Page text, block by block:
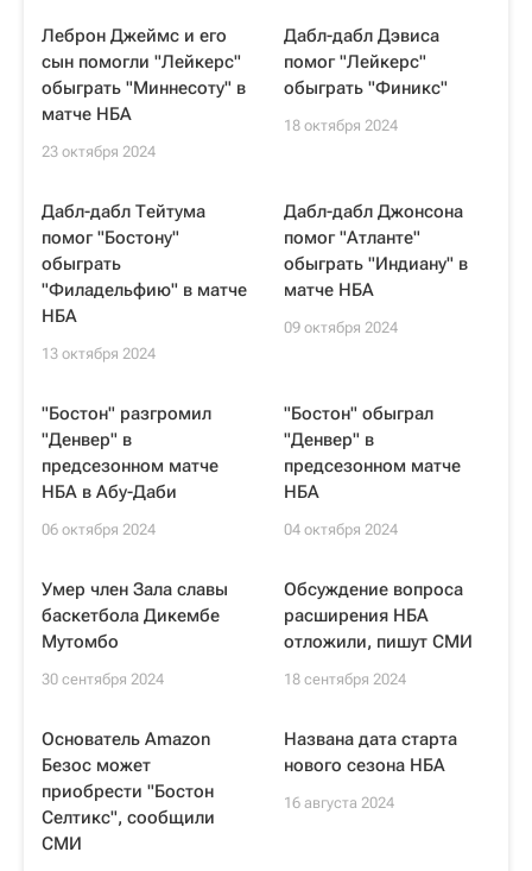
Леброн Джеймс и его
сын помогли "Лейкерс"
обыграть "Миннесоту" в
матче НБА
23 октября 2024
Дабл-дабл Дэвиса
помог "Лейкерс"
обыграть "Финикс"
18 октября 2024
Дабл-дабл Тейтума
помог "Бостону"
обыграть
"Филадельфию" в матче
НБА
13 октября 2024
Дабл-дабл Джонсона
помог "Атланте"
обыграть "Индиану" в
матче НБА
09 октября 2024
"Бостон" разгромил
"Денвер" в
предсезонном матче
НБА в Абу-Даби
06 октября 2024
"Бостон" обыграл
"Денвер" в
предсезонном матче
НБА
04 октября 2024
Умер член Зала славы
баскетбола Дикембе
Мутомбо
30 сентября 2024
Обсуждение вопроса
расширения НБА
отложили, пишут СМИ
18 сентября 2024
Основатель Amazon
Безос может
приобрести "Бостон
Селтикс", сообщили
СМИ
Названа дата старта
нового сезона НБА
16 августа 2024